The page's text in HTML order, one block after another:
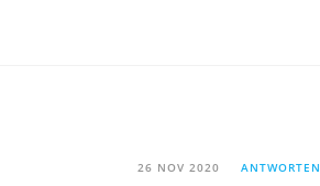
26 NOV 2020 ANTWORTEN